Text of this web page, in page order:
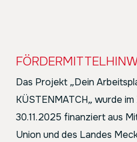
Das Projekt „Dein
KÜSTENMATCH„ wurde im
30.11.2025 finanziert aus
Union und des Landes